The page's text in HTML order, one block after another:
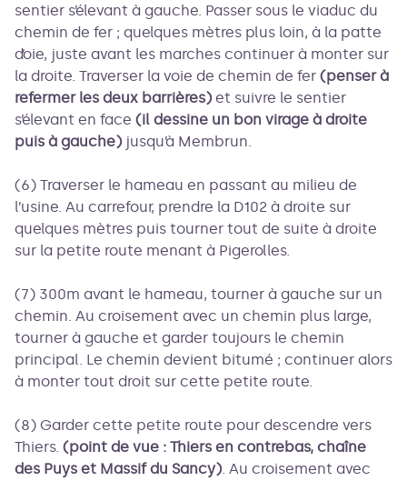
sentier s’élevant à gauche. Passer sous le viaduc du
chemin de fer ; quelques mètres plus loin, à la patte
d’oie, juste avant les marches continuer à monter sur
la droite. Traverser la voie de chemin de fer (penser à
refermer les deux barrières)et suivre le sentier
s’élevant en face (il dessine un bon virage à droite
puis à gauche)jusqu’à Membrun.
(6) Traverser le hameau en passant au milieu de
l’usine. Au carrefour, prendre la D102 à droite sur
quelques mètres puis tourner tout de suite à droite
sur la petite route menant à Pigerolles.
(7) 300m avant le hameau, tourner à gauche sur un
chemin. Au croisement avec un chemin plus large,
tourner à gauche et garder toujours le chemin
principal. Le chemin devient bitumé ; continuer alors
à monter tout droit sur cette petite route.
(8) Garder cette petite route pour descendre vers
Thiers. (point de vue : Thiers en contrebas, chaîne
des Puys et Massif du Sancy). Au croisement avec